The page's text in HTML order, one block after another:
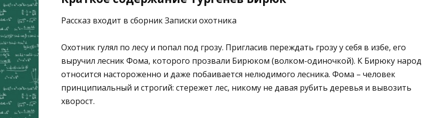
Рассказ входит в сборник Записки охотника
Охотник гулял по лесу и попал под грозу. Пригласив переждать грозу у себя в избе, его
выручил лесник Фома, которого прозвали Бирюком (волком-одиночкой). К Бирюку народ
относится настороженно и даже побаивается нелюдимого лесника. Фома – человек
принципиальный и строгий: стережет лес, никому не давая рубить деревья и вывозить
хворост.